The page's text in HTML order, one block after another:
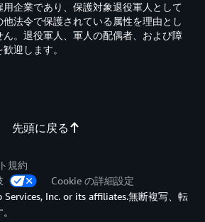
先頭に戻る
企業であり、保護対象退役軍人として
法令で保護されている属性を理由とし
。退役軍人、軍人の配偶者、および障
迎します。
規約
Cookie の詳細設定
Inc. or its affiliates.無断複写、転